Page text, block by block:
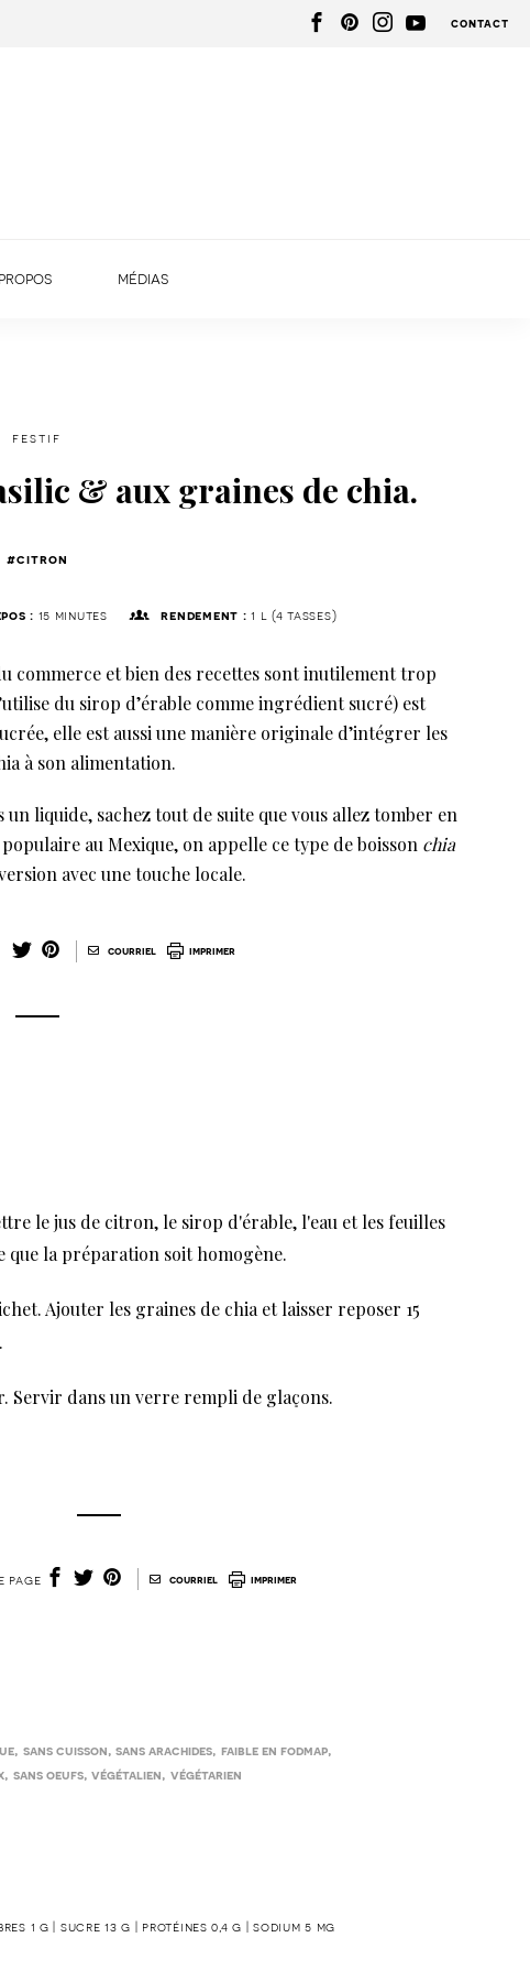
contact
médias
festif
& aux graines de chia.
#citron
: 15 minutes rendement : 1 l (4 tasses)
commerce et bien des recettes sont inutilement trop
du sirop d’érable comme ingrédient sucré) est
elle est aussi une manière originale d’intégrer les
à son alimentation.
un liquide, sachez tout de suite que vous allez tomber en
au Mexique, on appelle ce type de boisson chia
avec une touche locale.
courriel imprimer
le jus de citron, le sirop d'érable, l'eau et les feuilles
que la préparation soit homogène.
Ajouter les graines de chia et laisser reposer 15
Servir dans un verre rempli de glaçons.
page courriel imprimer
, sans cuisson,sans arachides, faible en fodmap,
, sans oeufs,végétalien, végétarien
1 g | sucre 13 g | protéines 0,4 g | sodium 5 mg